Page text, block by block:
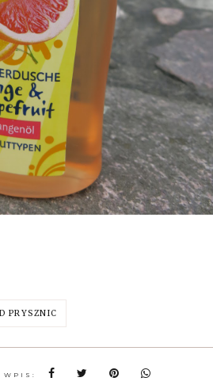
PRYSZNIC
WPIS: